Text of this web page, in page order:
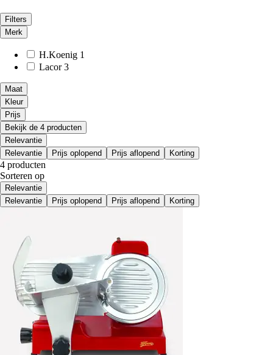
Filters
Merk
H.Koenig 1
Lacor 3
Maat
Kleur
Prijs
Bekijk de 4 producten
Relevantie
Relevantie
Prijs oplopend Prijs aflopend Korting
4 producten
Sorteren op
Relevantie
Relevantie
Prijs oplopend Prijs aflopend Korting